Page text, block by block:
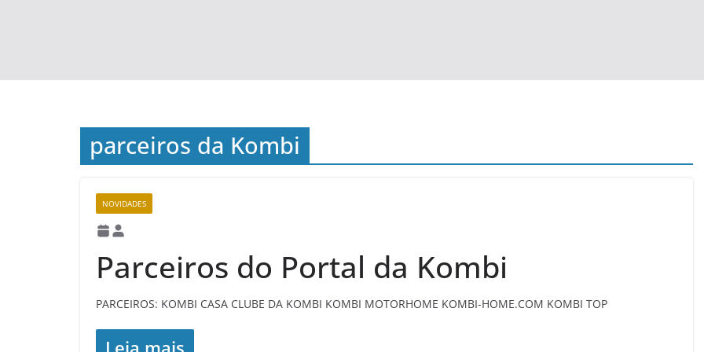
parceiros da Kombi
NOVIDADES
Parceiros do Portal da Kombi
PARCEIROS: KOMBI CASA CLUBE DA KOMBI KOMBI MOTORHOME KOMBI-HOME.COM KOMBI TOP